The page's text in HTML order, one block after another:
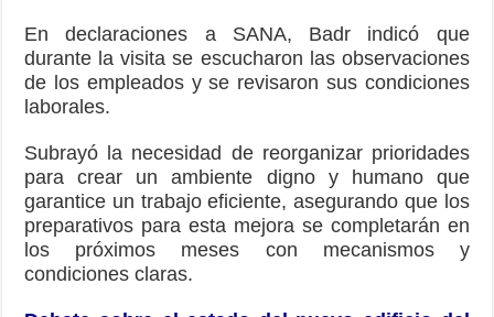
En declaraciones a SANA, Badr indicó que
durante la visita se escucharon las observaciones
de los empleados y se revisaron sus condiciones
laborales.
Subrayó la necesidad de reorganizar prioridades
para crear un ambiente digno y humano que
garantice un trabajo eficiente, asegurando que los
preparativos para esta mejora se completarán en
los próximos meses con mecanismos y
condiciones claras.